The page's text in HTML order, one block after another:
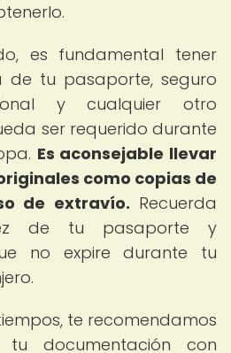
es fundamental tener
de tu pasaporte, seguro
y cualquier otro
ser requerido durante
Es aconsejable llevar
como copias de
de extravío. Recuerda
de tu pasaporte y
no expire durante tu
te recomendamos
documentación con